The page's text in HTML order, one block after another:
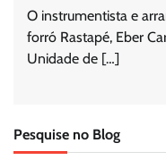
O instrumentista e
forró Rastapé, Eber
Unidade de […]
Pesquise no Blog